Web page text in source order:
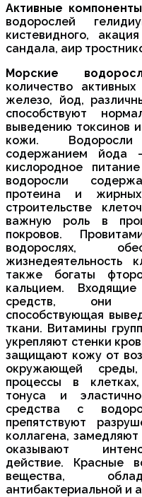
Активные
водорослей
кистевидного,
сандала, аир
Морские
количество
железо, йод,
способствуют
выведению токсинов
кожи.
содержанием йода
кислородное
водоросли
протеина и
строительстве
важную роль в
покровов.
водорослях,
жизнедеятельность
также богаты
кальцием.
средств, они
способствующая
ткани. Витамины
укрепляют стенки
защищают кожу от
окружающей
процессы в
тонуса и
средства с
препятствуют
коллагена,
оказывают
действие. Красные
вещества,
антибактериальной и